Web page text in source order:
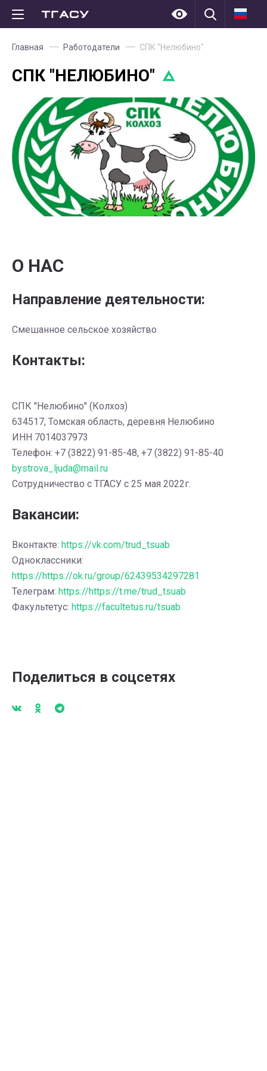
Главная Работодатели СПК "Нелюбино"
СПК "НЕЛЮБИНО"
О НАС
Направление деятельности:
Смешанное сельское хозяйство
Контакты:
СПК "Нелюбино" (Колхоз)
634517, Томская область, деревня Нелюбино
ИНН 7014037973
Телефон: +7 (3822) 91-85-48, +7 (3822) 91-85-40
bystrova_ljuda@mail.ru
Сотрудничество с ТГАСУ с 25 мая 2022г.
Вакансии:
Вконтакте: https://vk.com/trud_tsuab
Одноклассники:
https://https://ok.ru/group/62439534297281
Телеграм: https://https://t.me/trud_tsuab
Факультетус: https://facultetus.ru/tsuab
Поделиться в соцсетях